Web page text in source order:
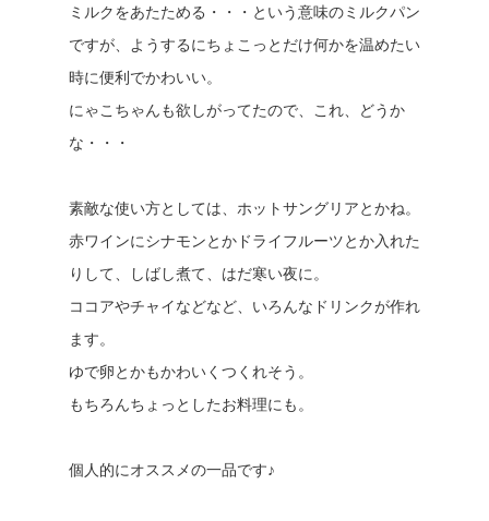
ミルクをあたためる・・・という意味のミルクパン
ですが、ようするにちょこっとだけ何かを温めたい
時に便利でかわいい。
にゃこちゃんも欲しがってたので、これ、どうか
な・・・
素敵な使い方としては、ホットサングリアとかね。
赤ワインにシナモンとかドライフルーツとか入れた
りして、しばし煮て、はだ寒い夜に。
ココアやチャイなどなど、いろんなドリンクが作れ
ます。
ゆで卵とかもかわいくつくれそう。
もちろんちょっとしたお料理にも。
個人的にオススメの一品です♪